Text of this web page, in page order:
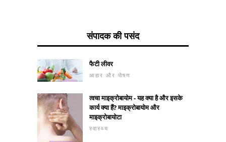
संपादक की पसंद
फैटी लीवर
आहार और पोषण
त्वचा माइक्रोबायोम - यह क्या है और इसके
कार्य क्या हैं? माइक्रोबायोम और
माइक्रोबायोटा
स्वास्थ्य